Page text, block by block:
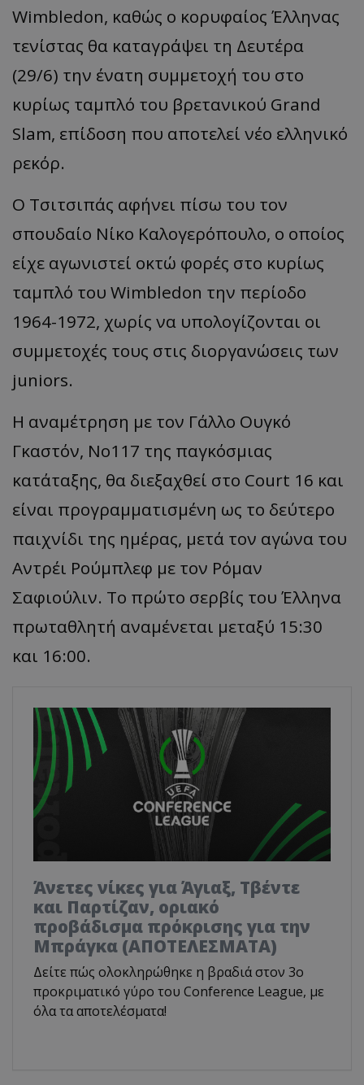
Wimbledon, καθώς ο κορυφαίος Έλληνας
τενίστας θα καταγράψει τη Δευτέρα
(29/6) την ένατη συμμετοχή του στο
κυρίως ταμπλό του βρετανικού Grand
Slam, επίδοση που αποτελεί νέο ελληνικό
ρεκόρ.
Ο Τσιτσιπάς αφήνει πίσω του τον
σπουδαίο Νίκο Καλογερόπουλο, ο οποίος
είχε αγωνιστεί οκτώ φορές στο κυρίως
ταμπλό του Wimbledon την περίοδο
1964-1972, χωρίς να υπολογίζονται οι
συμμετοχές τους στις διοργανώσεις των
juniors.
Η αναμέτρηση με τον Γάλλο Ουγκό
Γκαστόν, Νο117 της παγκόσμιας
κατάταξης, θα διεξαχθεί στο Court 16 και
είναι προγραμματισμένη ως το δεύτερο
παιχνίδι της ημέρας, μετά τον αγώνα του
Αντρέι Ρούμπλεφ με τον Ρόμαν
Σαφιούλιν. Το πρώτο σερβίς του Έλληνα
πρωταθλητή αναμένεται μεταξύ 15:30
και 16:00.
Άνετες νίκες για Άγιαξ, Τβέντε
και Παρτίζαν, οριακό
προβάδισμα πρόκρισης για την
Μπράγκα (ΑΠΟΤΕΛΕΣΜΑΤΑ)
Δείτε πώς ολοκληρώθηκε η βραδιά στον 3ο
προκριματικό γύρο του Conference League, με
όλα τα αποτελέσματα!